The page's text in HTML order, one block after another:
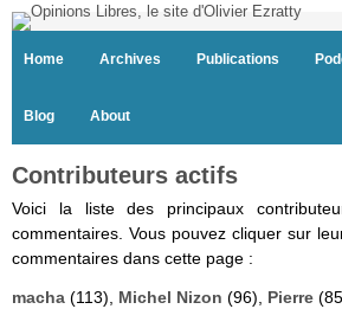
Home Archives Publications
Blog About
Contributeurs actifs
Voici la liste des principaux
commentaires. Vous pouvez cliquer sur
commentaires dans cette page :
macha (113), Michel Nizon (96), Pierre